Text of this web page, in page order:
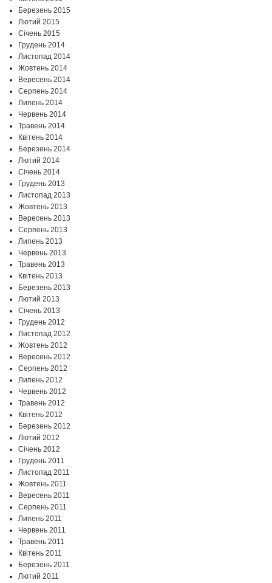
Березень 2015
Лютий 2015
Січень 2015
Грудень 2014
Листопад 2014
Жовтень 2014
Вересень 2014
Серпень 2014
Липень 2014
Червень 2014
Травень 2014
Квітень 2014
Березень 2014
Лютий 2014
Січень 2014
Грудень 2013
Листопад 2013
Жовтень 2013
Вересень 2013
Серпень 2013
Липень 2013
Червень 2013
Травень 2013
Квітень 2013
Березень 2013
Лютий 2013
Січень 2013
Грудень 2012
Листопад 2012
Жовтень 2012
Вересень 2012
Серпень 2012
Липень 2012
Червень 2012
Травень 2012
Квітень 2012
Березень 2012
Лютий 2012
Січень 2012
Грудень 2011
Листопад 2011
Жовтень 2011
Вересень 2011
Серпень 2011
Липень 2011
Червень 2011
Травень 2011
Квітень 2011
Березень 2011
Лютий 2011